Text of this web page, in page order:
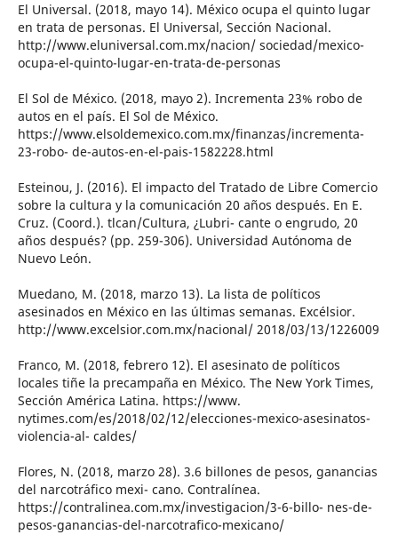
El Universal. (2018, mayo 14). México ocupa el quinto lugar
en trata de personas. El Universal, Sección Nacional.
http://www.eluniversal.com.mx/nacion/ sociedad/mexico-
ocupa-el-quinto-lugar-en-trata-de-personas
El Sol de México. (2018, mayo 2). Incrementa 23% robo de
autos en el país. El Sol de México.
https://www.elsoldemexico.com.mx/finanzas/incrementa-
23-robo- de-autos-en-el-pais-1582228.html
Esteinou, J. (2016). El impacto del Tratado de Libre Comercio
sobre la cultura y la comunicación 20 años después. En E.
Cruz. (Coord.). tlcan/Cultura, ¿Lubri- cante o engrudo, 20
años después? (pp. 259-306). Universidad Autónoma de
Nuevo León.
Muedano, M. (2018, marzo 13). La lista de políticos
asesinados en México en las últimas semanas. Excélsior.
http://www.excelsior.com.mx/nacional/ 2018/03/13/1226009
Franco, M. (2018, febrero 12). El asesinato de políticos
locales tiñe la precampaña en México. The New York Times,
Sección América Latina. https://www.
nytimes.com/es/2018/02/12/elecciones-mexico-asesinatos-
violencia-al- caldes/
Flores, N. (2018, marzo 28). 3.6 billones de pesos, ganancias
del narcotráfico mexi- cano. Contralínea.
https://contralinea.com.mx/investigacion/3-6-billo- nes-de-
pesos-ganancias-del-narcotrafico-mexicano/